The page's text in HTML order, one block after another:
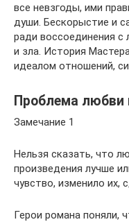
все невзгоды, ими
души. Бескорыстие и
ради воссоединения
и зла. История
идеалом отношений,
Проблема любви
Замечание 1
Нельзя сказать, что
произведения лучше
чувство, изменило их,
Герои романа поняли,